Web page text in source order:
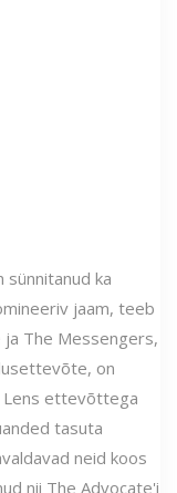
ka
jaam, teeb
The Messengers,
on
Lens ettevõttega
tasuta
neid koos
nii The Advocate'i